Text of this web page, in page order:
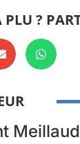
?
Meillaud